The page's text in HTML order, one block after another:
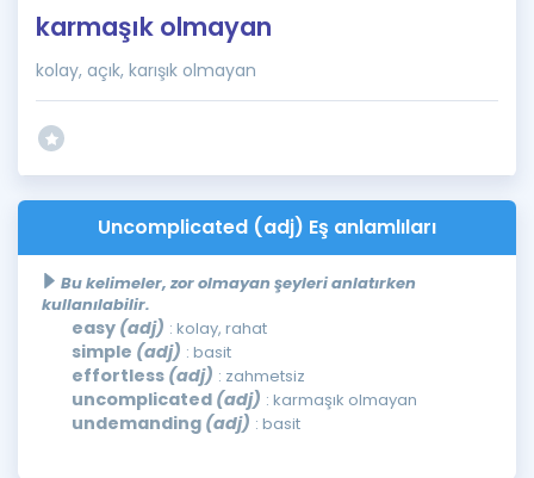
karmaşık olmayan
kolay, açık, karışık olmayan
Uncomplicated (adj) Eş anlamlıları
Bu kelimeler, zor olmayan şeyleri anlatırken
kullanılabilir.
easy (adj) : kolay, rahat
simple (adj) : basit
effortless (adj) : zahmetsiz
uncomplicated (adj) : karmaşık olmayan
undemanding (adj) : basit